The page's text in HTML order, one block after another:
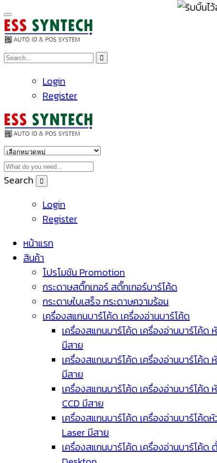
Login
Register
Search
Login
Register
หน้าแรก
สินค้า
โปรโมชัน Promotion
กระดาษสติ๊กเกอร์ สติ๊กเกอร์บาร์โค้ด
กระดาษใบเสร็จ กระดาษความร้อน
เครื่องสแกนบาร์โค้ด เครื่องอ่านบาร์โค้ด
เครื่องสแกนบาร์โค้ด เครื่องอ่านบาร์โค้ด
มีสาย
เครื่องสแกนบาร์โค้ด เครื่องอ่านบาร์โค้ด
มีสาย
เครื่องสแกนบาร์โค้ด เครื่องอ่านบาร์โค้ด
CCD มีสาย
เครื่องสแกนบาร์โค้ด เครื่องอ่านบาร์โค้ด
Laser มีสาย
เครื่องสแกนบาร์โค้ด เครื่องอ่านบาร์โค้ด